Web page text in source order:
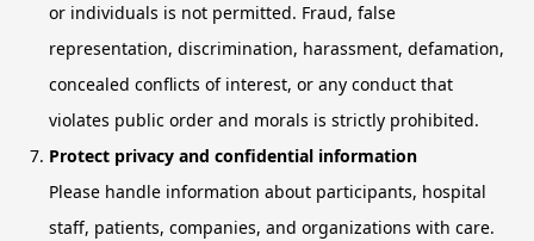
or individuals is not permitted. Fraud, false
representation, discrimination, harassment, defamation,
concealed conflicts of interest, or any conduct that
violates public order and morals is strictly prohibited.
Protect privacy and confidential information
Please handle information about participants, hospital
staff, patients, companies, and organizations with care.